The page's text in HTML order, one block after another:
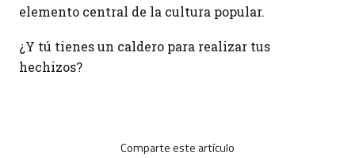
elemento central de la cultura popular.
¿Y tú tienes un caldero para realizar tus
hechizos?
Comparte este artículo